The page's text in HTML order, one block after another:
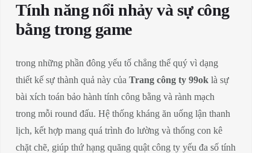
Tính năng nổi nhảy và sự công
bằng trong game
trong những phần đông yếu tố chẳng thể quý vì dạng
thiết kế sự thành quả này của Trang công ty 99ok là sự
bài xích toán bảo hành tính công bằng và rành mạch
trong mỗi round đấu. Hệ thống kháng ăn uống lận thanh
lịch, kết hợp mang quá trình đo lường và thống con kê
chặt chẽ, giúp thứ hạng quăng quật công ty yếu đa số tính